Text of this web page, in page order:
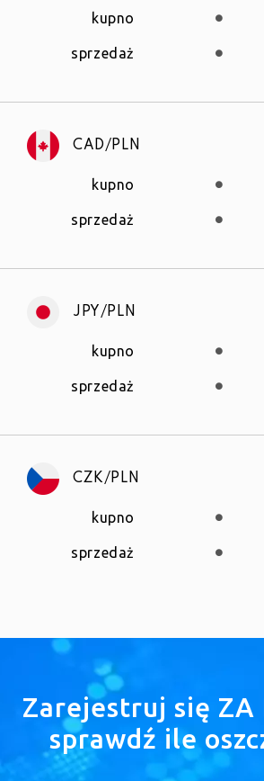
kupno
sprzedaż
CAD/PLN
kupno
sprzedaż
JPY/PLN
kupno
sprzedaż
CZK/PLN
kupno
sprzedaż
Zarejestruj się ZA
sprawdź ile